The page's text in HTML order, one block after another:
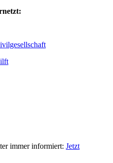
immer informiert: Jetzt